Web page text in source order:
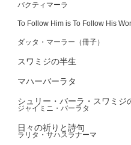
バクティマーラ
To Follow Him is To Follow His
ダッタ・マーラー（冊子）
スワミジの半生
マハーバーラタ
シュリー・バーラ・スワミジ
ジャイミニ・バーラタ
日々の祈りと詩句
ラリタ・サハスラナーマ